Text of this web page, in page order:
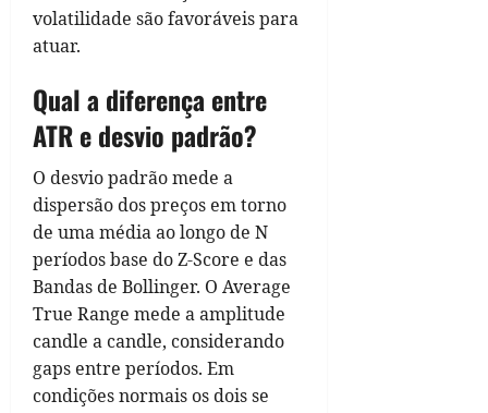
volatilidade são favoráveis para
atuar.
Qual a diferença entre
ATR e desvio padrão?
O desvio padrão mede a
dispersão dos preços em torno
de uma média ao longo de N
períodos base do Z-Score e das
Bandas de Bollinger. O Average
True Range mede a amplitude
candle a candle, considerando
gaps entre períodos. Em
condições normais os dois se